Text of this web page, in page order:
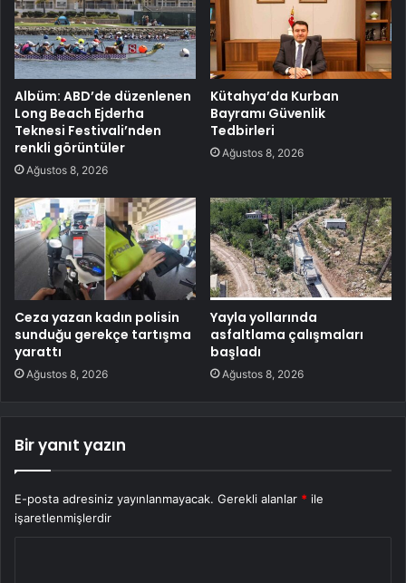
Albüm: ABD’de düzenlenen
Long Beach Ejderha
Teknesi Festivali’nden
renkli görüntüler
Ağustos 8, 2026
Kütahya’da Kurban
Bayramı Güvenlik
Tedbirleri
Ağustos 8, 2026
Ceza yazan kadın polisin
sunduğu gerekçe tartışma
yarattı
Ağustos 8, 2026
Yayla yollarında
asfaltlama çalışmaları
başladı
Ağustos 8, 2026
Bir yanıt yazın
E-posta adresiniz yayınlanmayacak. Gerekli alanlar * ile
işaretlenmişlerdir